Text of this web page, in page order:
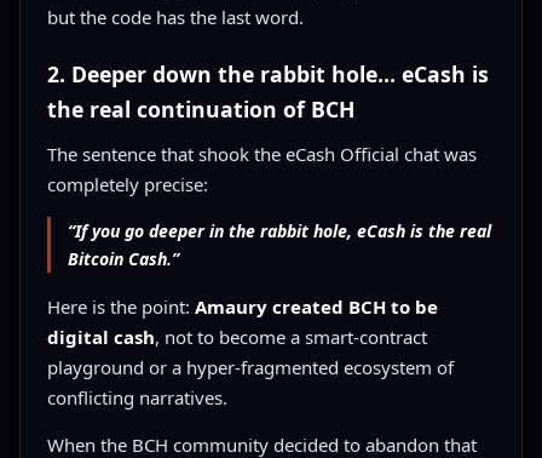
but the code has the last word.
2. Deeper down the rabbit hole… eCash is
the real continuation of BCH
The sentence that shook the eCash Official chat was
completely precise:
“If you go deeper in the rabbit hole, eCash is the real
Bitcoin Cash.”
Here is the point: Amaury created BCH to be
digital cash, not to become a smart-contract
playground or a hyper-fragmented ecosystem of
conflicting narratives.
When the BCH community decided to abandon that